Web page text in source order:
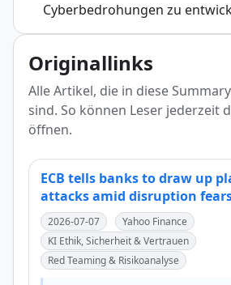
Cyberbedrohungen zu
Originallinks
Alle Artikel, die in diese
sind. So können Leser jederzeit
öffnen.
ECB tells banks to draw up
attacks amid disruption
2026-07-07
Yahoo Finance
KI Ethik, Sicherheit & Vertrauen
Red Teaming & Risikoanalyse